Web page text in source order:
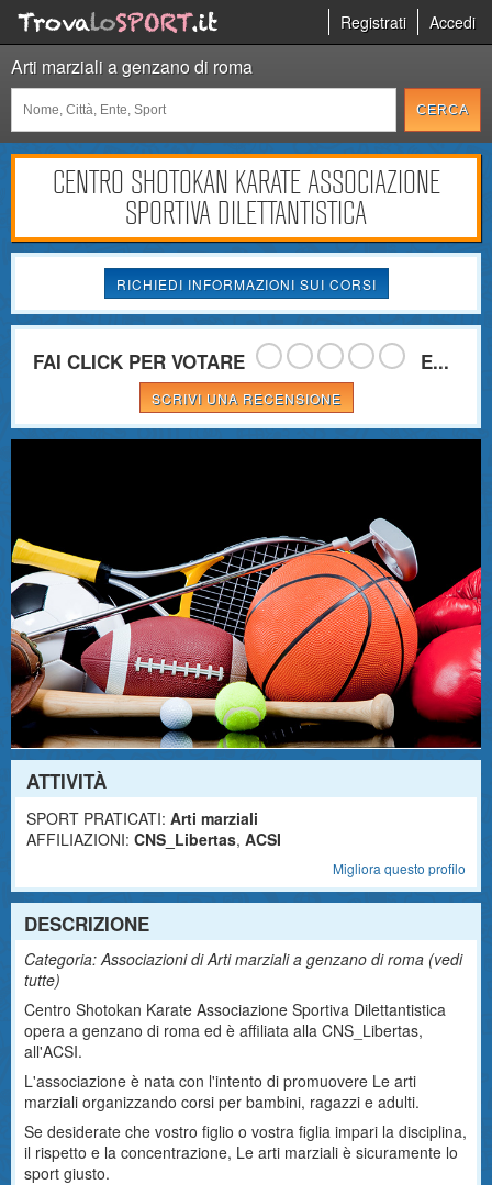
Registrati Accedi
Arti marziali a genzano di roma
CENTRO SHOTOKAN KARATE ASSOCIAZIONE
SPORTIVA DILETTANTISTICA
RICHIEDI INFORMAZIONI SUI CORSI
FAI CLICK PER VOTARE E...
SCRIVI UNA RECENSIONE
ATTIVITÀ
SPORT PRATICATI: Arti marziali
AFFILIAZIONI: CNS_Libertas, ACSI
Migliora questo profilo
DESCRIZIONE
Categoria: Associazioni di Arti marziali a genzano di roma (vedi
tutte)
Centro Shotokan Karate Associazione Sportiva Dilettantistica
opera a genzano di roma ed è affiliata alla CNS_Libertas,
all'ACSI.
L'associazione è nata con l'intento di promuovere Le arti
marziali organizzando corsi per bambini, ragazzi e adulti.
Se desiderate che vostro figlio o vostra figlia impari la disciplina,
il rispetto e la concentrazione, Le arti marziali è sicuramente lo
sport giusto.